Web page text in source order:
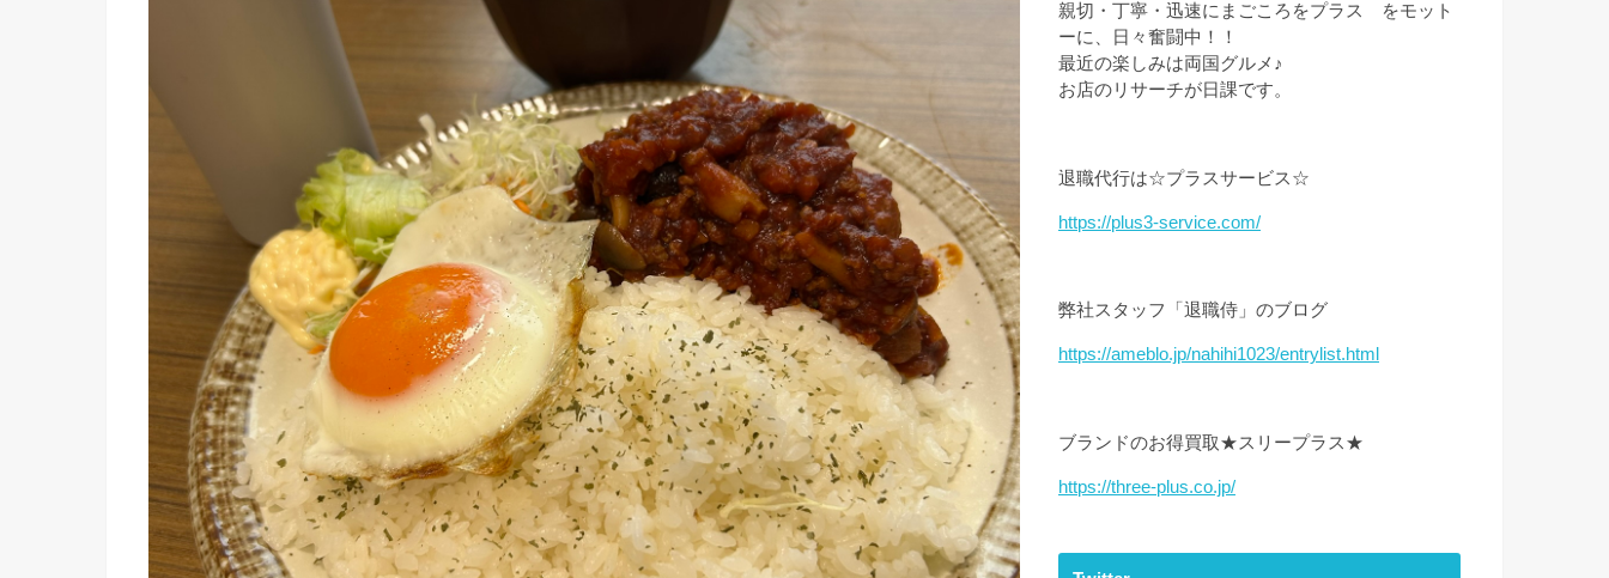
親切・丁寧・迅速にまごころをプラス をモット
ーに、日々奮闘中！！
最近の楽しみは両国グルメ♪
お店のリサーチが日課です。
退職代行は☆プラスサービス☆
https://plus3-service.com/
弊社スタッフ「退職侍」のブログ
https://ameblo.jp/nahihi1023/entrylist.html
ブランドのお得買取★スリープラス★
https://three-plus.co.jp/